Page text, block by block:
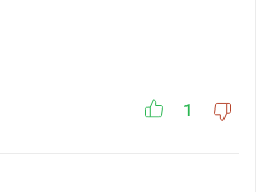
1